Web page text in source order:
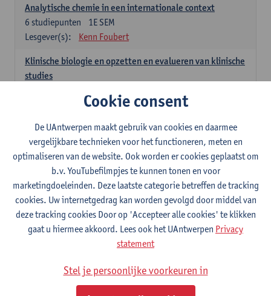
Analytische chemie in een internationale context
1E SEM
6 studiepunten
Lesgever(s):
Kenn Foubert
Klinische biologie en opzetten en evalueren van klinische
studies
Kathleen Deiteren
Judith Leurs
Glenn A L Van Den Bosch
Annick Van Riel
Ellen Verhavert
Steven Weekx
Apotheekstage I
2E SEM
12studiepunten
Lesgever(s):
Hans De Loof
Guido De Meyer
Filip Kiekens
Dominique Jans
Farmacotherapie en farmaceutische zorg II
Lesgever(s):
Hans De Loof
Cookie consent
De UAntwerpen maakt gebruik van cookies en daarmee
vergelijkbare technieken voor het functioneren, meten en
optimaliseren van de website. Ook worden er cookies geplaatst om
b.v. YouTubefilmpjes te kunnen tonen en voor
marketingdoeleinden. Deze laatste categorie betreffen de tracking
cookies. Uw internetgedrag kan worden gevolgd door middel van
deze tracking cookies Door op 'Accepteer alle cookies' te klikken
gaat u hiermee akkoord. Lees ook het UAntwerpen Privacy
statement
Stel je persoonlijke voorkeuren in